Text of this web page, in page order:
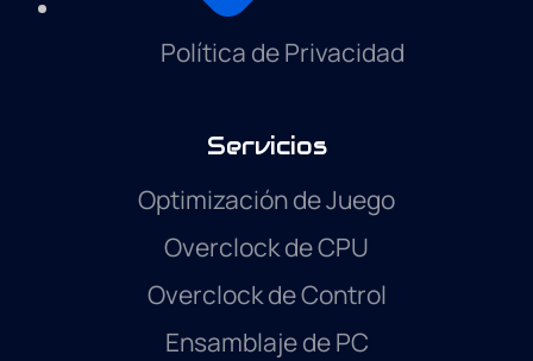
Política de Privacidad
Servicios
Optimización de Juego
Overclock de CPU
Overclock de Control
Ensamblaje de PC